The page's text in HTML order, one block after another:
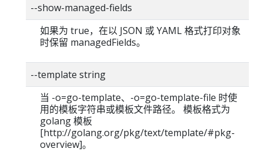
--show-managed-fields
如果为 true，在以 JSON 或 YAML 格式打印对象
时保留 managedFields。
--template string
当 -o=go-template、-o=go-template-file 时使
用的模板字符串或模板文件路径。 模板格式为
golang 模板
[http://golang.org/pkg/text/template/#pkg-
overview]。